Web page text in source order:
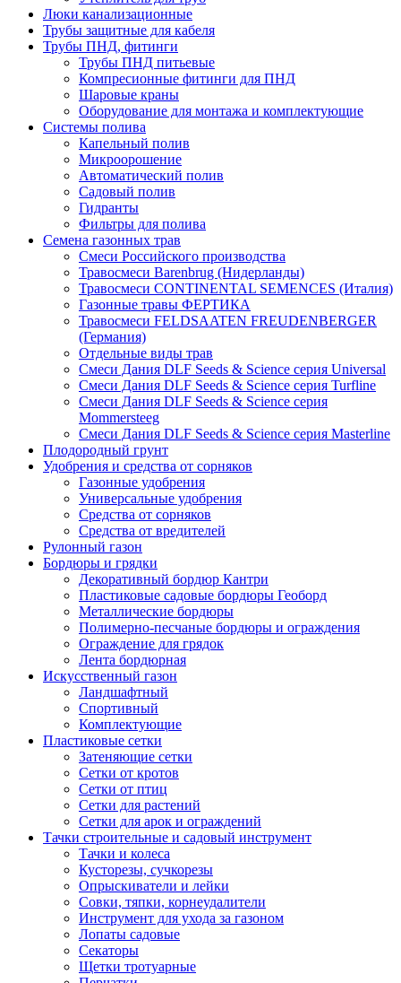
Люки канализационные
Трубы защитные для кабеля
Трубы ПНД, фитинги
Трубы ПНД питьевые
Компресионные фитинги для ПНД
Шаровые краны
Оборудование для монтажа и комплектующие
Системы полива
Капельный полив
Микроорошение
Автоматический полив
Садовый полив
Гидранты
Фильтры для полива
Семена газонных трав
Смеси Российского производства
Травосмеси Barenbrug (Нидерланды)
Травосмеси CONTINENTAL SEMENCES (Италия)
Газонные травы ФЕРТИКА
Травосмеси FELDSAATEN FREUDENBERGER
(Германия)
Отдельные виды трав
Смеси Дания DLF Seeds & Sciеnce серия Universal
Смеси Дания DLF Seeds & Sciеnce серия Turfline
Смеси Дания DLF Seeds & Sciеnce серия
Mommersteeg
Смеси Дания DLF Seeds & Sciеnce серия Masterline
Плодородный грунт
Удобрения и средства от сорняков
Газонные удобрения
Универсальные удобрения
Средства от сорняков
Средства от вредителей
Рулонный газон
Бордюры и грядки
Декоративный бордюр Кантри
Пластиковые садовые бордюры Геоборд
Металлические бордюры
Полимерно-песчаные бордюры и ограждения
Ограждение для грядок
Лента бордюрная
Искусственный газон
Ландшафтный
Спортивный
Комплектующие
Пластиковые сетки
Затеняющие сетки
Сетки от кротов
Сетки от птиц
Сетки для растений
Сетки для арок и ограждений
Тачки строительные и садовый инструмент
Тачки и колеса
Кусторезы, сучкорезы
Опрыскиватели и лейки
Совки, тяпки, корнеудалители
Инструмент для ухода за газоном
Лопаты садовые
Секаторы
Щетки тротуарные